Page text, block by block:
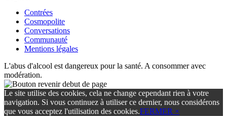
Contrées
Cosmopolite
Conversations
Communauté
Mentions légales
L'abus d'alcool est dangereux pour la santé. A consommer avec
modération.
Le site utilise des cookies, cela ne change cependant rien à votre
navigation. Si vous continuez à utiliser ce dernier, nous considérons
que vous acceptez l'utilisation des cookies.FERMER ×